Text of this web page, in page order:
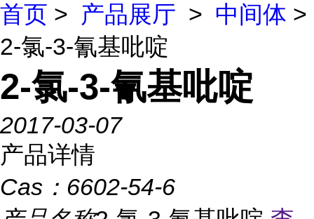
首页 > 产品展厅 > 中间体 >
2-氯-3-氰基吡啶
2-氯-3-氰基吡啶
2017-03-07
产品详情
Cas： 6602-54-6